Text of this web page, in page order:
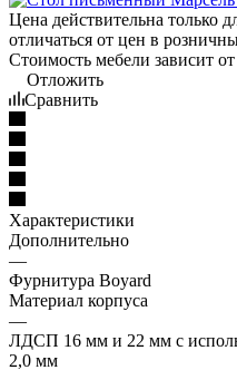
Цена действительна только
отличаться от цен в
Стоимость мебели зависит
Отложить
Сравнить
Характеристики
Дополнительно
—
Фурнитура Boyard
Материал корпуса
—
ЛДСП 16 мм и 22 мм с
2,0 мм